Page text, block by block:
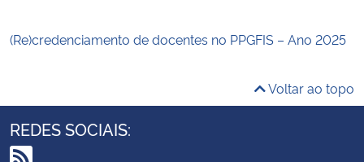
(Re)credenciamento de docentes no PPGFIS – Ano 2025
Voltar ao topo
REDES SOCIAIS: